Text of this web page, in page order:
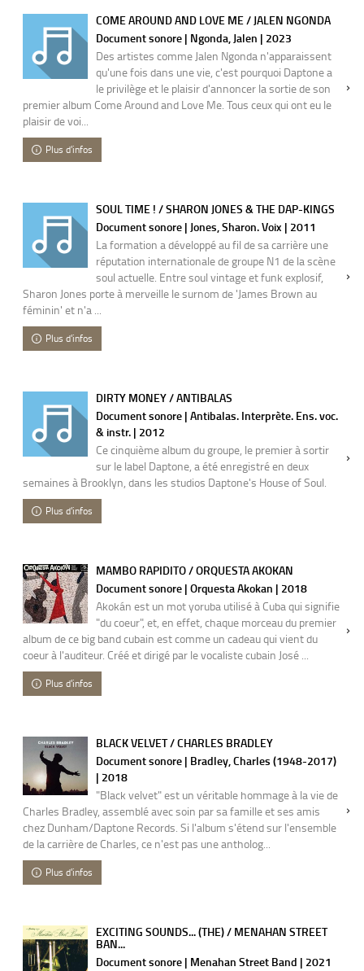
COME AROUND AND LOVE ME / JALEN NGONDA
Document sonore | Ngonda, Jalen | 2023
Des artistes comme Jalen Ngonda n'apparaissent
qu'une fois dans une vie, c'est pourquoi Daptone a
le privilège et le plaisir d'annoncer la sortie de son
premier album Come Around and Love Me. Tous ceux qui ont eu le
plaisir de voi...
Plus d'infos
SOUL TIME ! / SHARON JONES & THE DAP-KINGS
Document sonore | Jones, Sharon. Voix | 2011
La formation a développé au fil de sa carrière une
réputation internationale de groupe N1 de la scène
soul actuelle. Entre soul vintage et funk explosif,
Sharon Jones porte à merveille le surnom de 'James Brown au
féminin' et n'a ...
Plus d'infos
DIRTY MONEY / ANTIBALAS
Document sonore | Antibalas. Interprète. Ens. voc.
& instr. | 2012
Ce cinquième album du groupe, le premier à sortir
sur le label Daptone, a été enregistré en deux
semaines à Brooklyn, dans les studios Daptone's House of Soul.
Plus d'infos
MAMBO RAPIDITO / ORQUESTA AKOKAN
Document sonore | Orquesta Akokan | 2018
Akokán est un mot yoruba utilisé à Cuba qui signifie
"du coeur", et, en effet, chaque morceau du premier
album de ce big band cubain est comme un cadeau qui vient du
coeur à l'auditeur. Créé et dirigé par le vocaliste cubain José ...
Plus d'infos
BLACK VELVET / CHARLES BRADLEY
Document sonore | Bradley, Charles (1948-2017)
| 2018
"Black velvet" est un véritable hommage à la vie de
Charles Bradley, assemblé avec soin par sa famille et ses amis
chez Dunham/Daptone Records. Si l'album s'étend sur l'ensemble
de la carrière de Charles, ce n'est pas une antholog...
Plus d'infos
EXCITING SOUNDS... (THE) / MENAHAN STREET
BAN...
Document sonore | Menahan Street Band | 2021